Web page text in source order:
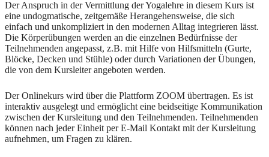
Der Anspruch in der Vermittlung der Yogalehre in diesem Kurs ist
eine undogmatische, zeitgemäße Herangehensweise, die sich
einfach und unkompliziert in den modernen Alltag integrieren lässt.
Die Körperübungen werden an die einzelnen Bedürfnisse der
Teilnehmenden angepasst, z.B. mit Hilfe von Hilfsmitteln (Gurte,
Blöcke, Decken und Stühle) oder durch Variationen der Übungen,
die von dem Kursleiter angeboten werden.
Der Onlinekurs wird über die Plattform ZOOM übertragen. Es ist
interaktiv ausgelegt und ermöglicht eine beidseitige Kommunikation
zwischen der Kursleitung und den Teilnehmenden. Teilnehmenden
können nach jeder Einheit per E-Mail Kontakt mit der Kursleitung
aufnehmen, um Fragen zu klären.